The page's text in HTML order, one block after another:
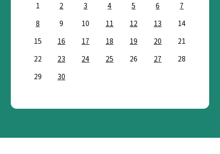
1 2 3 4 5 6
7
8
9 10 11 12 13
14
15
16 17 18 19 20
21
22
23 24 25 26 27
28
29
30